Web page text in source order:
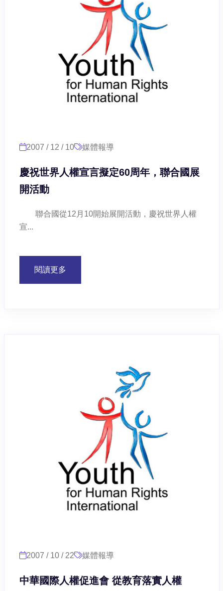
2007 / 12 / 10 媒體報導
慶祝世界人權宣言擬定60周年，聯合國展
開活動
聯合國從12月10開始展開活動，慶祝世界人權
宣...
閱讀更多
2007 / 10 / 22 媒體報導
中華國際人權促進會 從教育落實人權